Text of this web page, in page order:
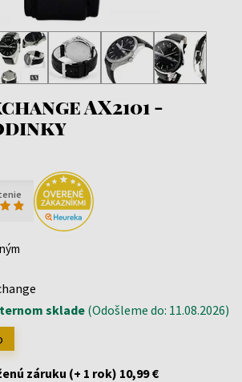
AX2101 -
sklade (Odošleme do: 11.08.2026)
záruku (+ 1 rok) 10,99 €